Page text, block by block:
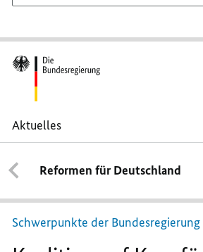
Aktuelles
Koalition
auf
Kurs
für
einen
Politikwechsel
Reformen für Deutschland
Schwerpunkte der Bundesregierung